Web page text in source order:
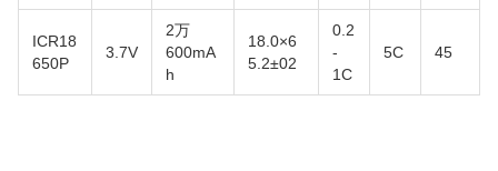
ICR18
650P
3.7V
2万
600mA
h
18.0×6
5.2±02
0.2
-
1C
5C 45